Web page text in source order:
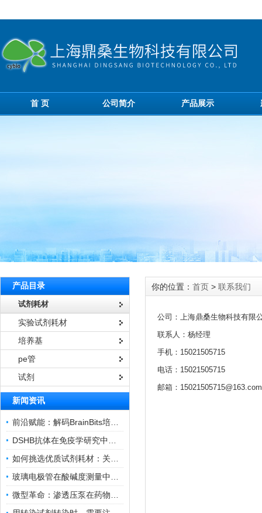
首 页 公司简介 产品展示
产品目录
试剂耗材
实验试剂耗材
培养基
pe管
试剂
新闻资讯
你的位置： 首页 > 联系我们
公司：上海鼎桑生物科技有限
联系人：杨经理
手机：15021505715
电话：15021505715
邮箱：15021505715@163.com